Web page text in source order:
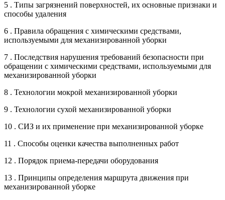
5 . Типы загрязнений поверхностей, их основные признаки и
способы удаления
6 . Правила обращения с химическими средствами,
используемыми для механизированной уборки
7 . Последствия нарушения требований безопасности при
обращении с химическими средствами, используемыми для
механизированной уборки
8 . Технологии мокрой механизированной уборки
9 . Технологии сухой механизированной уборки
10 . СИЗ и их применение при механизированной уборке
11 . Способы оценки качества выполненных работ
12 . Порядок приема-передачи оборудования
13 . Принципы определения маршрута движения при
механизированной уборке